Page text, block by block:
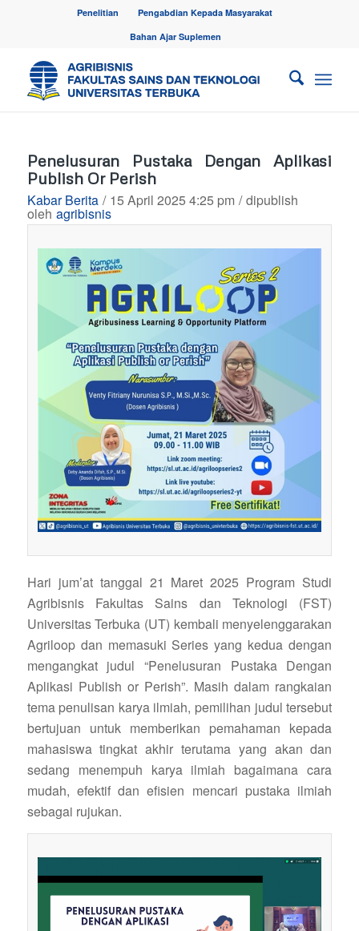
Penelitian
Pengabdian Kepada Masyarakat
Bahan Ajar Suplemen
Penelusuran Pustaka Dengan Aplikasi
Publish Or Perish
Kabar Berita / 15 April 2025 4:25 pm / dipublish
oleh agribisnis
Hari jum’at tanggal 21 Maret 2025 Program Studi
Agribisnis Fakultas Sains dan Teknologi (FST)
Universitas Terbuka (UT) kembali menyelenggarakan
Agriloop dan memasuki Series yang kedua dengan
mengangkat judul “Penelusuran Pustaka Dengan
Aplikasi Publish or Perish”. Masih dalam rangkaian
tema penulisan karya ilmiah, pemilihan judul tersebut
bertujuan untuk memberikan pemahaman kepada
mahasiswa tingkat akhir terutama yang akan dan
sedang menempuh karya ilmiah bagaimana cara
mudah, efektif dan efisien mencari pustaka ilmiah
sebagai rujukan.